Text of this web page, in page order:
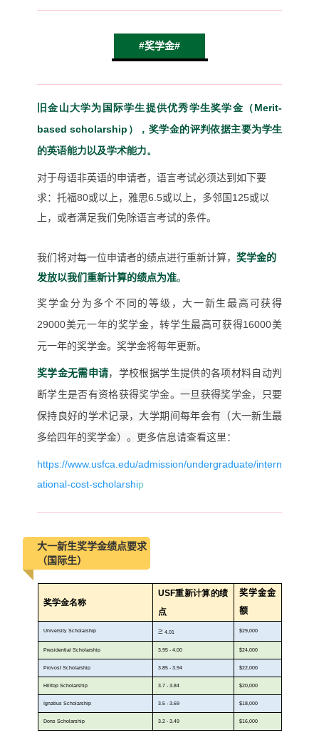
#奖学金#
旧金山大学为国际学生提供优秀学生奖学金（Merit-
based scholarship），奖学金的评判依据主要为学生
的英语能力以及学术能力。
对于母语非英语的申请者，语言考试必须达到如下要
求：托福80或以上，雅思6.5或以上，多邻国125或以
上，或者满足我们免除语言考试的条件。
我们将对每一位申请者的绩点进行重新计算， 奖学金的
发放以我们重新计算的绩点为准。
奖学金分为多个不同的等级，大一新生最高可获得
29000美元一年的奖学金，转学生最高可获得16000美
元一年的奖学金。 奖学金将每年更新。
奖学金无需申请，学校根据学生提供的各项材料自动判
断学生是否有资格获得奖学金。 一旦获得奖学金，只要
保持良好的学术记录，大学期间每年会有（大一新生最
多给四年的奖学金）。 更多信息请查看这里：
https://www.usfca.edu/admission/undergraduate/intern
ational-cost-scholarship
大一新生奖学金绩点要求
（国际生）
奖学金名称
USF重新计算的绩
点
奖学金金
额
University Scholarship ≥4.01 $29,000
Presidential Scholarship 3.95 - 4.00 $24,000
Provost Scholarship 3.85 - 3.94 $22,000
Hilltop Scholarship 3.7 - 3.84 $20,000
Ignatius Scholarship 3.5 - 3.69 $18,000
Dons Scholarship 3.2 - 3.49 $16,000